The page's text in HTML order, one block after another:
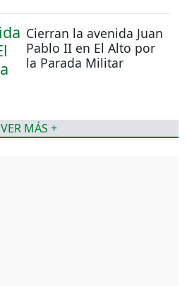
Cierran la avenida Juan
Pablo II en El Alto por
la Parada Militar
VER MÁS +